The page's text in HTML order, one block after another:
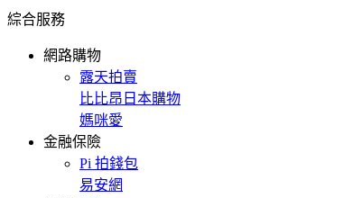
綜合服務
網路購物
露天拍賣
比比昂日本購物
媽咪愛
金融保險
Pi 拍錢包
易安網